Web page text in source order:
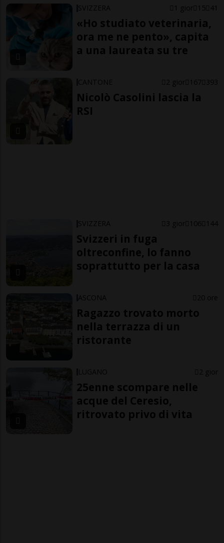
SVIZZERA 1 gior 15 41
«Ho studiato veterinaria,
ora me ne pento», capita
a una laureata su tre
CANTONE 2 gior 167 393
Nicolò Casolini lascia la
RSI
SVIZZERA 3 gior 106 144
Svizzeri in fuga
oltreconfine, lo fanno
soprattutto per la casa
ASCONA 20 ore
Ragazzo trovato morto
nella terrazza di un
ristorante
LUGANO 2 gior
25enne scompare nelle
acque del Ceresio,
ritrovato privo di vita